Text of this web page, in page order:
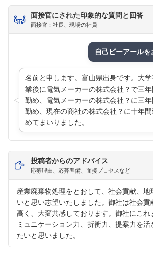
面接官にされた印象的な質問と回答
面接官：社長、現場の社員
自己ピーアールを
名前と申します。富山県出身です。大
業後に電気メーカーの株式会社？で三年
勤め、電気メーカーの株式会社？に三年
勤め、現在の商社の株式会社？に十年間
めてまいりました。
投稿者からのアドバイス
応募理由、応募準備、面接プロセスなど
産業廃棄物処理をとおして、社会貢献、地
いと思い志望いたしました。御社は社会
高く、大変共感しております。御社にこれ
ミュニケーション力、折衝力、提案力を活
たいと思いました。